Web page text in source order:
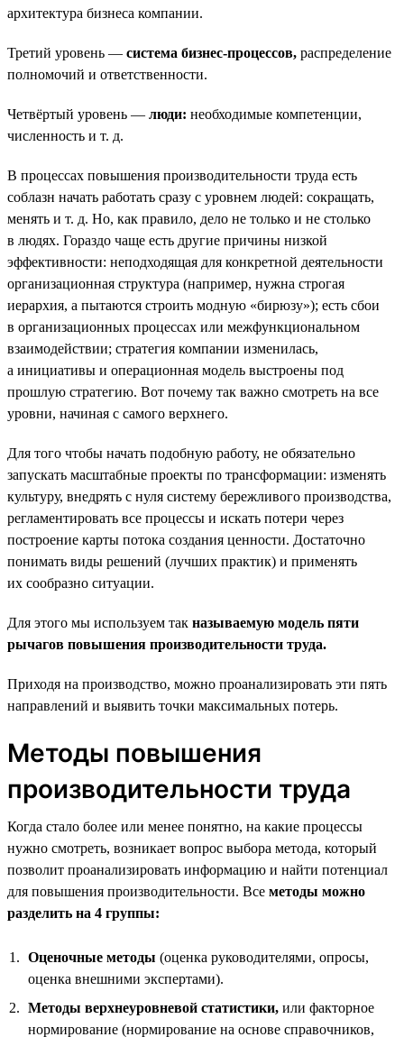
архитектура бизнеса компании.
Третий уровень — система бизнес-процессов, распределение
полномочий и ответственности.
Четвёртый уровень — люди: необходимые компетенции,
численность и т. д.
В процессах повышения производительности труда есть
соблазн начать работать сразу с уровнем людей: сокращать,
менять и т. д. Но, как правило, дело не только и не столько
в людях. Гораздо чаще есть другие причины низкой
эффективности: неподходящая для конкретной деятельности
организационная структура (например, нужна строгая
иерархия, а пытаются строить модную «бирюзу»); есть сбои
в организационных процессах или межфункциональном
взаимодействии; стратегия компании изменилась,
а инициативы и операционная модель выстроены под
прошлую стратегию. Вот почему так важно смотреть на все
уровни, начиная с самого верхнего.
Для того чтобы начать подобную работу, не обязательно
запускать масштабные проекты по трансформации: изменять
культуру, внедрять с нуля систему бережливого производства,
регламентировать все процессы и искать потери через
построение карты потока создания ценности. Достаточно
понимать виды решений (лучших практик) и применять
их сообразно ситуации.
Для этого мы используем так называемую модель пяти
рычагов повышения производительности труда.
Приходя на производство, можно проанализировать эти пять
направлений и выявить точки максимальных потерь.
Методы повышения
производительности труда
Когда стало более или менее понятно, на какие процессы
нужно смотреть, возникает вопрос выбора метода, который
позволит проанализировать информацию и найти потенциал
для повышения производительности. Все методы можно
разделить на 4 группы:
Оценочные методы (оценка руководителями, опросы,
оценка внешними экспертами).
Методы верхнеуровневой статистики, или факторное
нормирование (нормирование на основе справочников,